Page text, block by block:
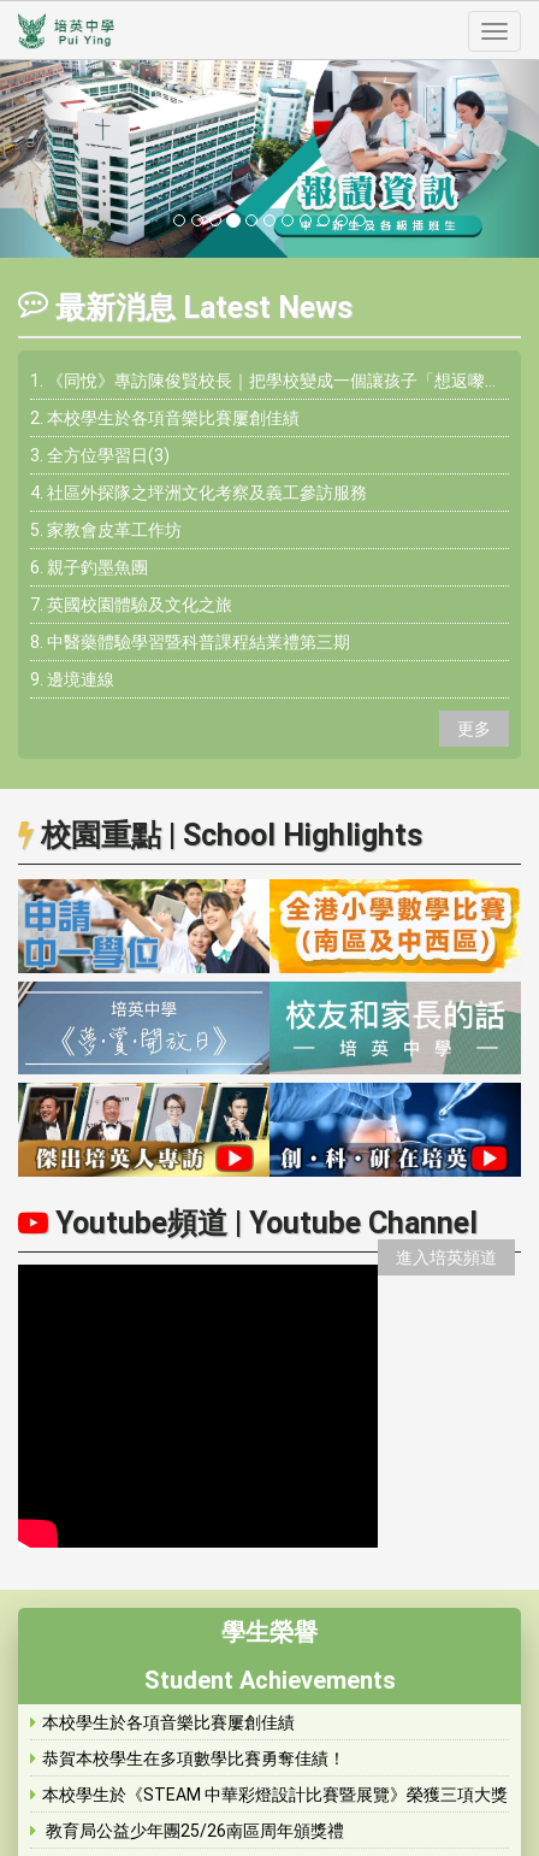
入
資訊
Previous
最新消息 Latest News
1. 《同悅》專訪陳俊賢校長｜把學校變成一個讓孩子「想返嚟」的地方
2. 本校學生於各項音樂比賽屢創佳績
3. 全方位學習日(3)
4. 社區外探隊之坪洲文化考察及義工參訪服務
5. 家教會皮革工作坊
6. 親子釣墨魚團
7. 英國校園體驗及文化之旅
8. 中醫藥體驗學習暨科普課程結業禮第三期
9. 邊境連線
更多
Youtube頻道 | Youtube Channel
進入培英頻道
校園重點 | School Highlights
學生榮譽
Student Achievements
本校學生於各項音樂比賽屢創佳績
恭賀本校學生在多項數學比賽勇奪佳績！
本校學生於《STEAM 中華彩燈設計比賽暨展覽》榮獲三項大獎
教育局公益少年團25/26南區周年頒獎禮